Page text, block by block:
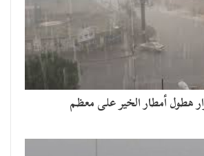
هطول أمطار الخير على معظم